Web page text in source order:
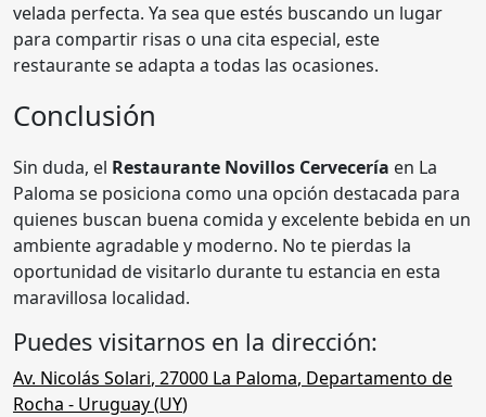
velada perfecta. Ya sea que estés buscando un lugar
para compartir risas o una cita especial, este
restaurante se adapta a todas las ocasiones.
Conclusión
Sin duda, el Restaurante Novillos Cervecería en La
Paloma se posiciona como una opción destacada para
quienes buscan buena comida y excelente bebida en un
ambiente agradable y moderno. No te pierdas la
oportunidad de visitarlo durante tu estancia en esta
maravillosa localidad.
Puedes visitarnos en la dirección:
Av. Nicolás Solari, 27000 La Paloma, Departamento de
Rocha - Uruguay (UY)